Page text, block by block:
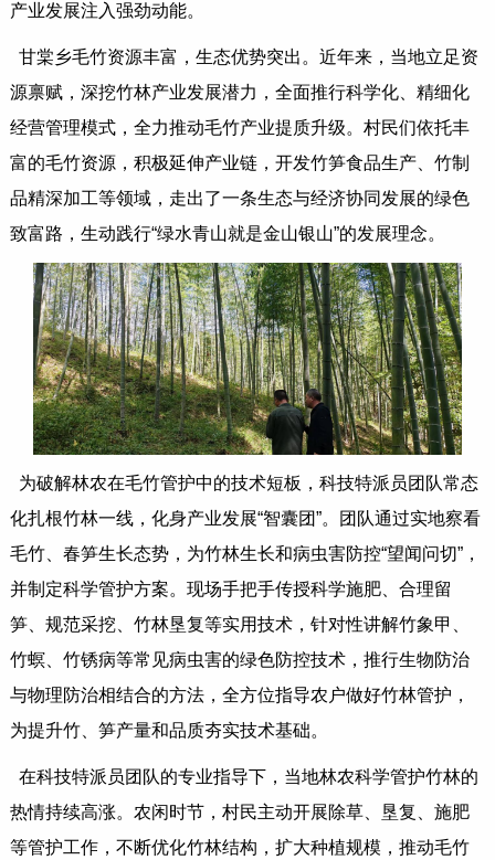
产业发展注入强劲动能。
甘棠乡毛竹资源丰富，生态优势突出。近年来，当地立足资
源禀赋，深挖竹林产业发展潜力，全面推行科学化、精细化
经营管理模式，全力推动毛竹产业提质升级。村民们依托丰
富的毛竹资源，积极延伸产业链，开发竹笋食品生产、竹制
品精深加工等领域，走出了一条生态与经济协同发展的绿色
致富路，生动践行“绿水青山就是金山银山”的发展理念。
为破解林农在毛竹管护中的技术短板，科技特派员团队常态
化扎根竹林一线，化身产业发展“智囊团”。团队通过实地察看
毛竹、春笋生长态势，为竹林生长和病虫害防控“望闻问切”，
并制定科学管护方案。现场手把手传授科学施肥、合理留
笋、规范采挖、竹林垦复等实用技术，针对性讲解竹象甲、
竹螟、竹锈病等常见病虫害的绿色防控技术，推行生物防治
与物理防治相结合的方法，全方位指导农户做好竹林管护，
为提升竹、笋产量和品质夯实技术基础。
在科技特派员团队的专业指导下，当地林农科学管护竹林的
热情持续高涨。农闲时节，村民主动开展除草、垦复、施肥
等管护工作，不断优化竹林结构，扩大种植规模，推动毛竹